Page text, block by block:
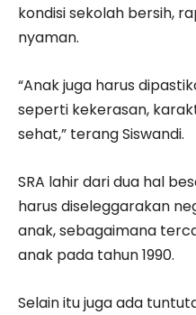
kondisi sekolah bersih,
nyaman.
“Anak juga harus
seperti kekerasan,
sehat,” terang Siswandi.
SRA lahir dari dua hal
harus diseleggarakan
anak, sebagaimana
anak pada tahun 1990.
Selain itu juga ada